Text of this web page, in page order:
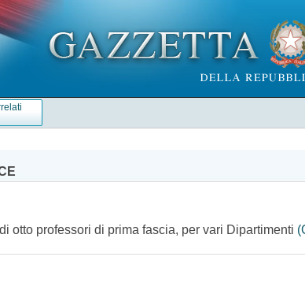
otto professori di prima fascia, per vari Dipartimenti